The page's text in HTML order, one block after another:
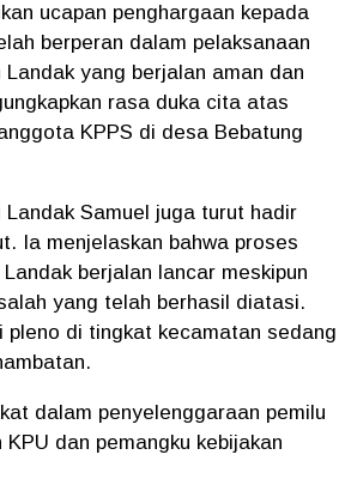
ucapan penghargaan kepada
berperan dalam pelaksanaan
Landak yang berjalan aman dan
rasa duka cita atas
KPPS di desa Bebatung
Samuel juga turut hadir
Ia menjelaskan bahwa proses
berjalan lancar meskipun
yang telah berhasil diatasi.
pleno di tingkat kecamatan sedang
dalam penyelenggaraan pemilu
dan pemangku kebijakan